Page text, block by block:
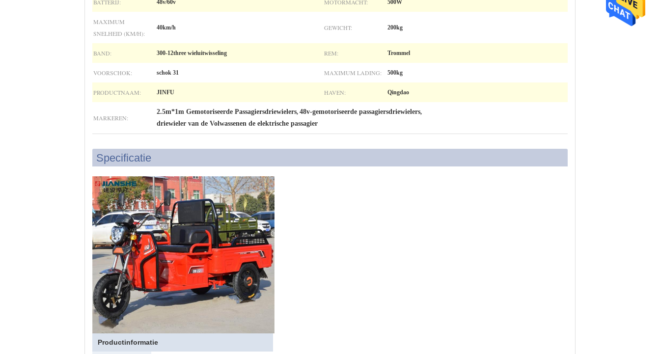
BATTERIJ: 48v/60v MOTORMACHT: 500W
MAXIMUM
SNELHEID (KM/H):
40km/h GEWICHT: 200kg
BAND: 300-12three wieluitwisseling REM: Trommel
VOORSCHOK: schok 31 MAXIMUM LADING: 500kg
PRODUCTNAAM: JINFU HAVEN: Qingdao
MARKEREN:
2.5m*1m Gemotoriseerde Passagiersdriewielers, 48v-gemotoriseerde passagiersdriewielers,
driewieler van de Volwassenen de elektrische passagier
Specificatie
Productinformatie